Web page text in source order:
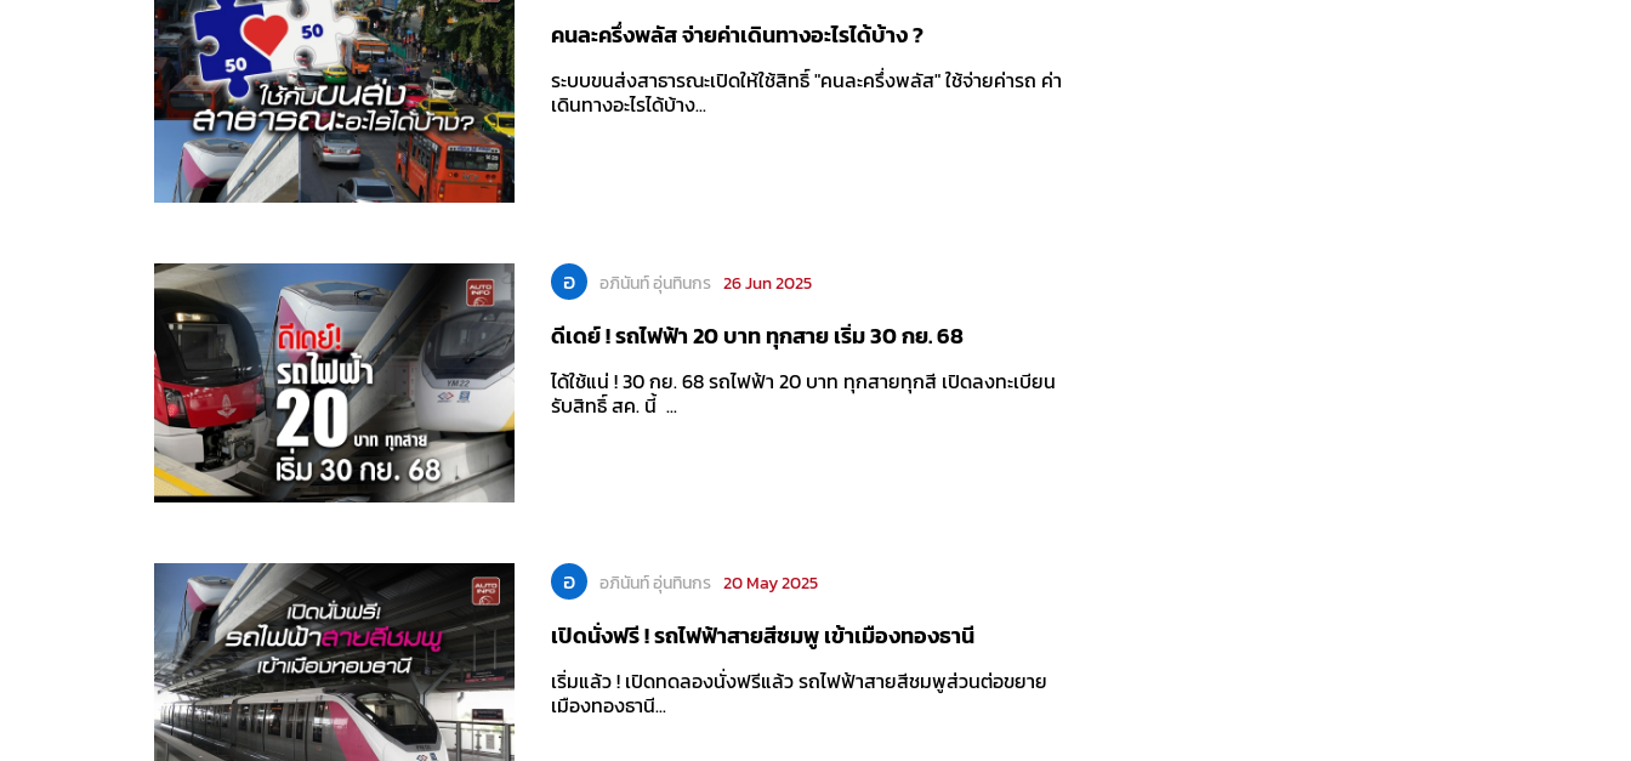
คนละครึ่งพลัส จ่ายค่าเดินทางอะไรได้บ้าง ?
ระบบขนส่งสาธารณะเปิดให้ใช้สิทธิ์ "คนละครึ่งพลัส" ใช้จ่ายค่ารถ ค่า
เดินทางอะไรได้บ้าง...
อ อภินันท์ อุ่นทินกร 26 Jun 2025
ดีเดย์ ! รถไฟฟ้า 20 บาท ทุกสาย เริ่ม 30 กย. 68
ได้ใช้แน่ ! 30 กย. 68 รถไฟฟ้า 20 บาท ทุกสายทุกสี เปิดลงทะเบียน
รับสิทธิ์ สค. นี้ ...
อ อภินันท์ อุ่นทินกร 20 May 2025
เปิดนั่งฟรี ! รถไฟฟ้าสายสีชมพู เข้าเมืองทองธานี
เริ่มแล้ว ! เปิดทดลองนั่งฟรีแล้ว รถไฟฟ้าสายสีชมพูส่วนต่อขยาย
เมืองทองธานี...